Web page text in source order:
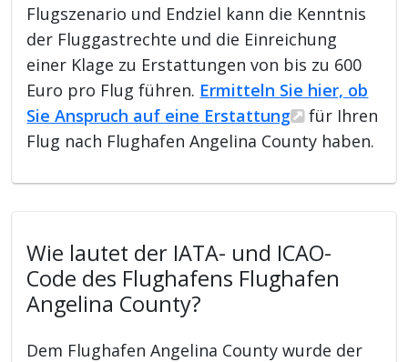
Flugszenario und Endziel kann die Kenntnis
der Fluggastrechte und die Einreichung
einer Klage zu Erstattungen von bis zu 600
Euro pro Flug führen. Ermitteln Sie hier, ob
Sie Anspruch auf eine Erstattung
für Ihren
Flug nach Flughafen Angelina County haben.
Wie lautet der IATA- und ICAO-
Code des Flughafens Flughafen
Angelina County?
Dem Flughafen Angelina County wurde der